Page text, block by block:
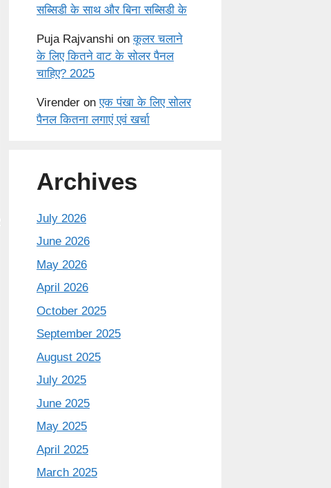
सब्सिडी के साथ और बिना सब्सिडी के
Puja Rajvanshi onकूलर चलाने
के लिए कितने वाट के सोलर पैनल
चाहिए? 2025
Virender onएक पंखा के लिए सोलर
पैनल कितना लगाएं एवं खर्चा
Archives
July 2026
June 2026
May 2026
April 2026
October 2025
September 2025
August 2025
July 2025
June 2025
May 2025
April 2025
March 2025